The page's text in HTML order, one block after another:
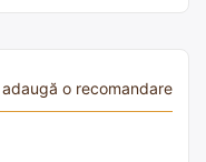
adaugă o recomandare